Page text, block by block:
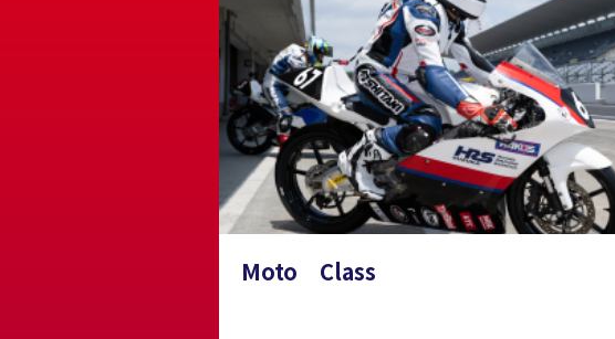
Moto Class